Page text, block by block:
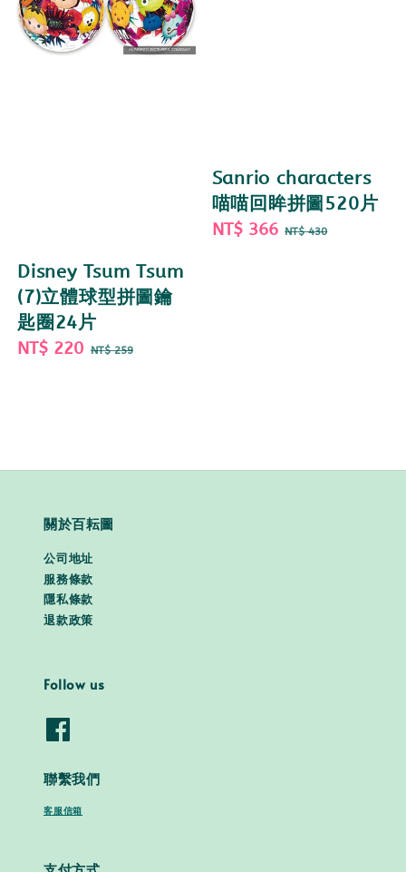
Disney Tsum Tsum
(7)立體球型拼圖鑰
匙圈24片
Sale
NT$ 220 Regular
NT$ 259
Sanrio characters
喵喵回眸拼圖520片
Sale
NT$ 366 Regular
NT$ 430
關於百耘圖
公司地址
服務條款
隱私條款
退款政策
Follow us
聯繫我們
客服信箱